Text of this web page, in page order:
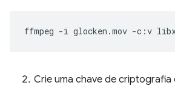
ffmpeg -i glocken.mov -c:v
Crie uma chave de criptografia